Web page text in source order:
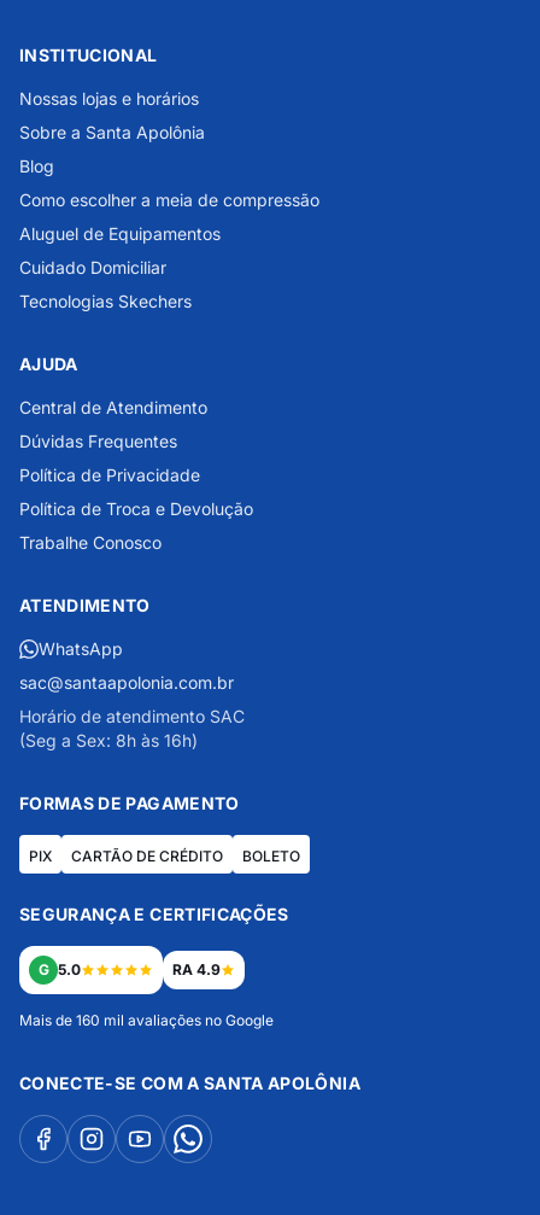
INSTITUCIONAL
Nossas lojas e horários
Sobre a Santa Apolônia
Blog
Como escolher a meia de compressão
Aluguel de Equipamentos
Cuidado Domiciliar
Tecnologias Skechers
AJUDA
Central de Atendimento
Dúvidas Frequentes
Política de Privacidade
Política de Troca e Devolução
Trabalhe Conosco
ATENDIMENTO
WhatsApp
sac@santaapolonia.com.br
Horário de atendimento SAC
(Seg a Sex: 8h às 16h)
FORMAS DE PAGAMENTO
PIX CARTÃO DE CRÉDITO BOLETO
SEGURANÇA E CERTIFICAÇÕES
G 5.0 RA 4.9
Mais de 160 mil avaliações no Google
CONECTE-SE COM A SANTA APOLÔNIA